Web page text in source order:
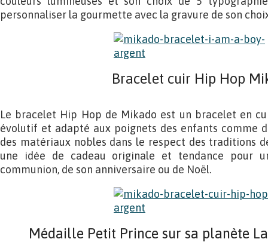
personnaliser la gourmette avec la gravure de son
Bracelet cuir Hip Hop
Le bracelet Hip Hop de Mikado est un bracelet en
évolutif et adapté aux poignets des enfants comme
des matériaux nobles dans le respect des traditions
une idée de cadeau originale et tendance pour
communion, de son anniversaire ou de Noël.
Médaille Petit Prince sur sa planète